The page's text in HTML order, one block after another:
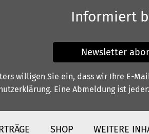
Informiert
Newsletter
willigen Sie ein, dass wir Ihre E-
. Eine Abmeldung ist
SHOP WEITERE